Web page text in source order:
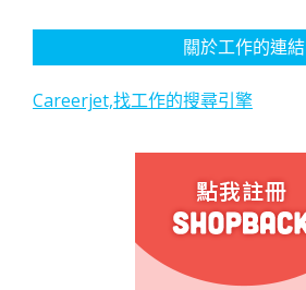
關於工作的連結
Careerjet,找工作的搜尋引擎